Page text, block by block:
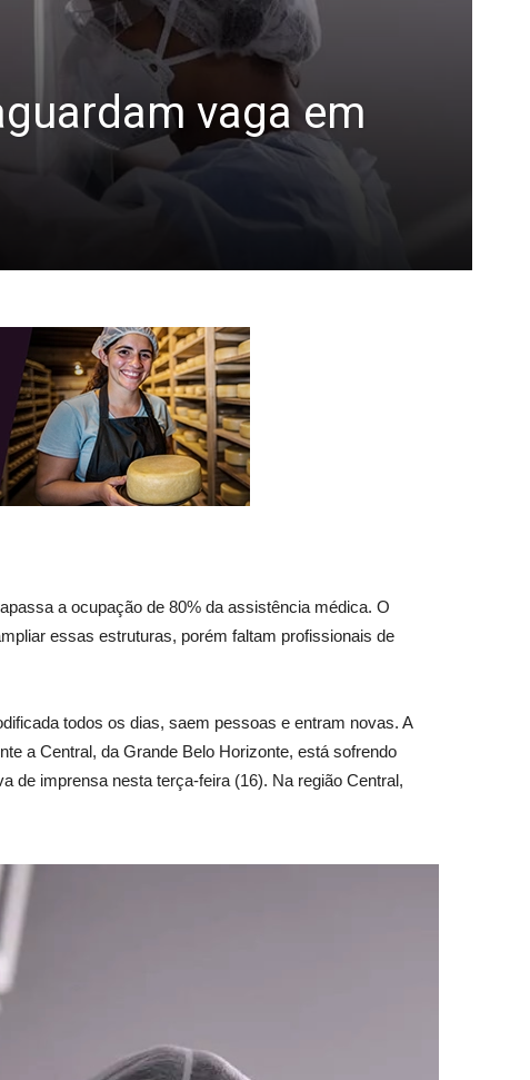
vaga em
a ocupação de 80% da assistência médica. O
essas estruturas, porém faltam profissionais de
todos os dias, saem pessoas e entram novas. A
a Central, da Grande Belo Horizonte, está sofrendo
de imprensa nesta terça-feira (16). Na região Central,